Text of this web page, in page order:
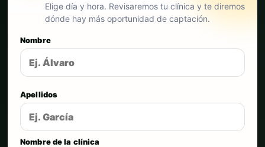
Elige día y hora. Revisaremos tu clínica y te diremos
dónde hay más oportunidad de captación.
Nombre
Apellidos
Nombre de la clínica